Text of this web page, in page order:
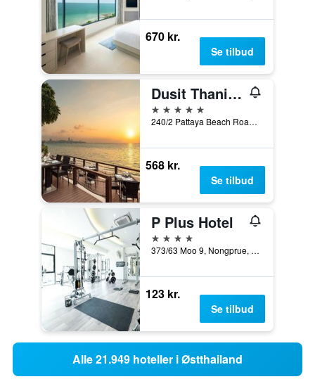
670 kr.
Se tilbud
Dusit Thani Pattaya
5 stjerner
240/2 Pattaya Beach Road, Pattaya, Thailand
568 kr.
Se tilbud
P Plus Hotel
4 stjerner
373/63 Moo 9, Nongprue, Banglamung, Pattaya, Thailand
123 kr.
Se tilbud
Alle 21.949 hoteller i Østthailand